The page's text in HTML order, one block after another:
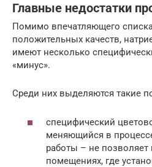
Главные недостатки
Помимо впечатляющего
положительных качеств,
имеют несколько
«минус».
Среди них выделяются такие
специфический
меняющийся в
работы – не
помещениях, где